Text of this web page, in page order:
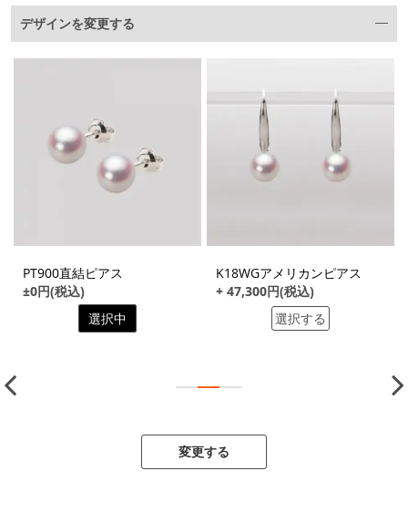
デザインを変更する
PT900直結ピアス
±0円(税込)
選択中
K18WGアメリカンピアス
+ 47,300円(税込)
選択する
変更する